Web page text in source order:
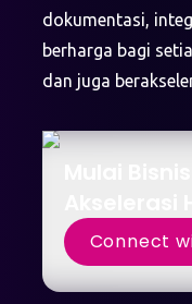
dokumentasi,
berharga bagi
dan juga
Connect